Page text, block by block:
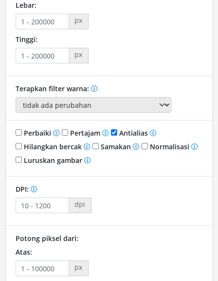
Lebar:
px
Tinggi:
px
Terapkan filter warna:
Perbaiki Pertajam
Antialias
Hilangkan bercak
Samakan
Normalisasi
Luruskan gambar
DPI:
dpi
Potong piksel dari:
Atas:
px